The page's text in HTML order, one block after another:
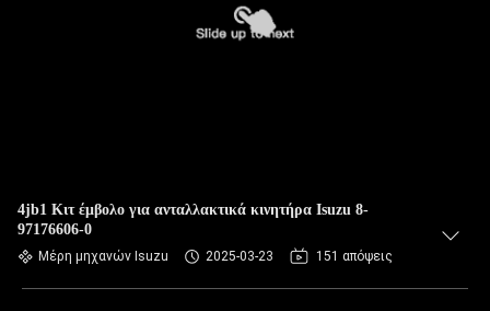
4jb1 Κιτ έμβολο για ανταλλακτικά κινητήρα Isuzu 8-
97176606-0
Μέρη μηχανών Isuzu 2025-03-23 151 απόψεις